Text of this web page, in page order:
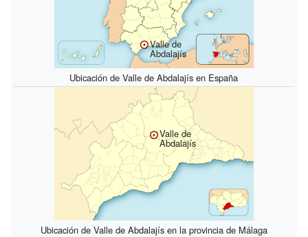
Valle de
Abdalajís
Ubicación de Valle de Abdalajís en España
Valle de
Abdalajís
Ubicación de Valle de Abdalajís en la provincia de Málaga